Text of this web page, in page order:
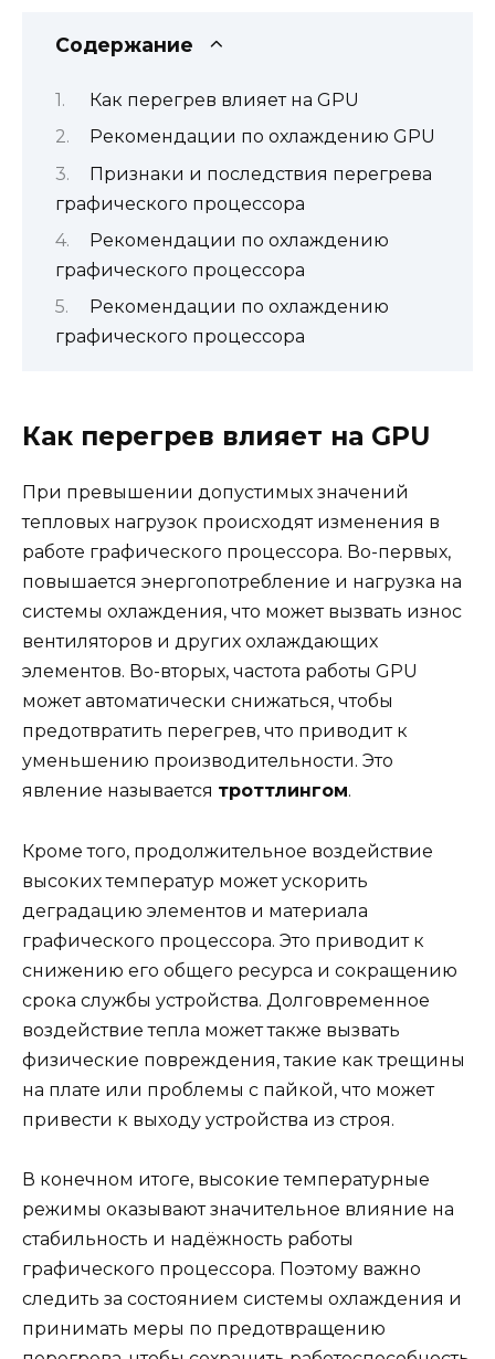
Содержание
Как перегрев влияет на GPU
Рекомендации по охлаждению GPU
Признаки и последствия перегрева
графического процессора
Рекомендации по охлаждению
графического процессора
Рекомендации по охлаждению
графического процессора
Как перегрев влияет на GPU
При превышении допустимых значений
тепловых нагрузок происходят изменения в
работе графического процессора. Во-первых,
повышается энергопотребление и нагрузка на
системы охлаждения, что может вызвать износ
вентиляторов и других охлаждающих
элементов. Во-вторых, частота работы GPU
может автоматически снижаться, чтобы
предотвратить перегрев, что приводит к
уменьшению производительности. Это
явление называется троттлингом.
Кроме того, продолжительное воздействие
высоких температур может ускорить
деградацию элементов и материала
графического процессора. Это приводит к
снижению его общего ресурса и сокращению
срока службы устройства. Долговременное
воздействие тепла может также вызвать
физические повреждения, такие как трещины
на плате или проблемы с пайкой, что может
привести к выходу устройства из строя.
В конечном итоге, высокие температурные
режимы оказывают значительное влияние на
стабильность и надёжность работы
графического процессора. Поэтому важно
следить за состоянием системы охлаждения и
принимать меры по предотвращению